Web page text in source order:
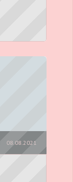
08.08.2021